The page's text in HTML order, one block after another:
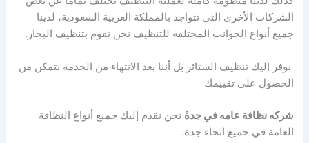
الشركات الأخرى التي تتواجد بالمملكة العربية السعودية، لدينا
جميع أنواع الجوانب المختلفة للتنظيف نحن نقوم بتنظيف البخار.
نوفر إليك تنظيف الستائر بل أننا بعد الانتهاء من الخدمة نتمكن من
الحصول على تقييمك
شركه نظافة عامه في جدهْ نحن نقدم إليك جميع أنواع النظافة
العامة في جميع انحاء جدة.